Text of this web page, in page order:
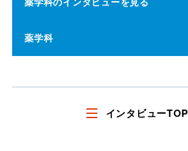
薬学科
インタビューTOP